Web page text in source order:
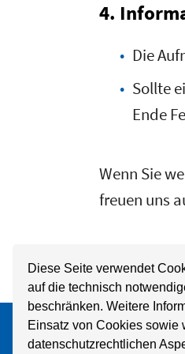
Diese Seite verwendet
auf die technisch
beschränken. Weitere
Einsatz von Cookies sowie
datenschutzrechtlichen
4.
Die
Sollte
Ende
Wenn Sie
freuen uns